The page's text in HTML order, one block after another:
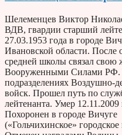
Шелеменцев Виктор
ВДВ, гвардии старший
27.03.1953 года в городе
Ивановской области. После
средней школы связал свою
Вооруженными Силами РФ.
подразделениях Воздушно-
войск. Прошел путь по
лейтенанта. Умер 12.11.2009
Похоронен в городе Вичуге
(«Гольчихинское»